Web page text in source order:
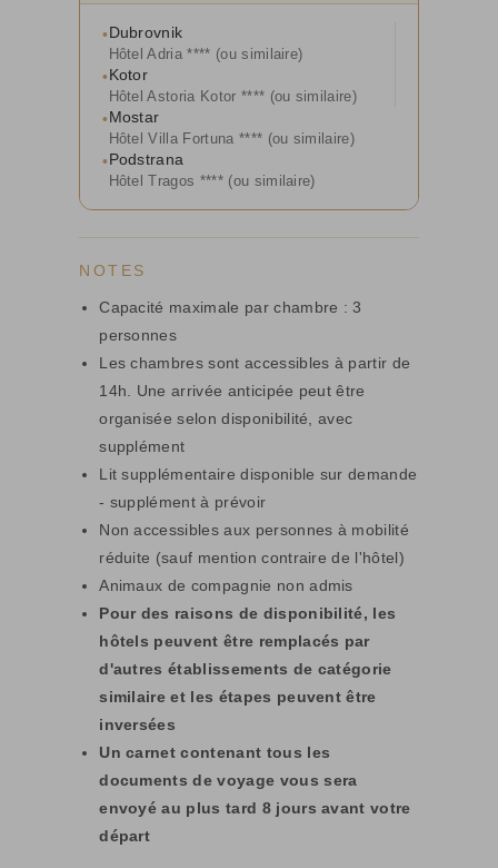
•Dubrovnik
Hôtel Adria **** (ou similaire)
•Kotor
Hôtel Astoria Kotor **** (ou similaire)
•Mostar
Hôtel Villa Fortuna **** (ou similaire)
•Podstrana
Hôtel Tragos **** (ou similaire)
NOTES
Capacité maximale par chambre : 3
personnes
Les chambres sont accessibles à partir de
14h. Une arrivée anticipée peut être
organisée selon disponibilité, avec
supplément
Lit supplémentaire disponible sur demande
- supplément à prévoir
Non accessibles aux personnes à mobilité
réduite (sauf mention contraire de l'hôtel)
Animaux de compagnie non admis
Pour des raisons de disponibilité, les
hôtels peuvent être remplacés par
d'autres établissements de catégorie
similaire et les étapes peuvent être
inversées
Un carnet contenant tous les
documents de voyage vous sera
envoyé au plus tard 8 jours avant votre
départ